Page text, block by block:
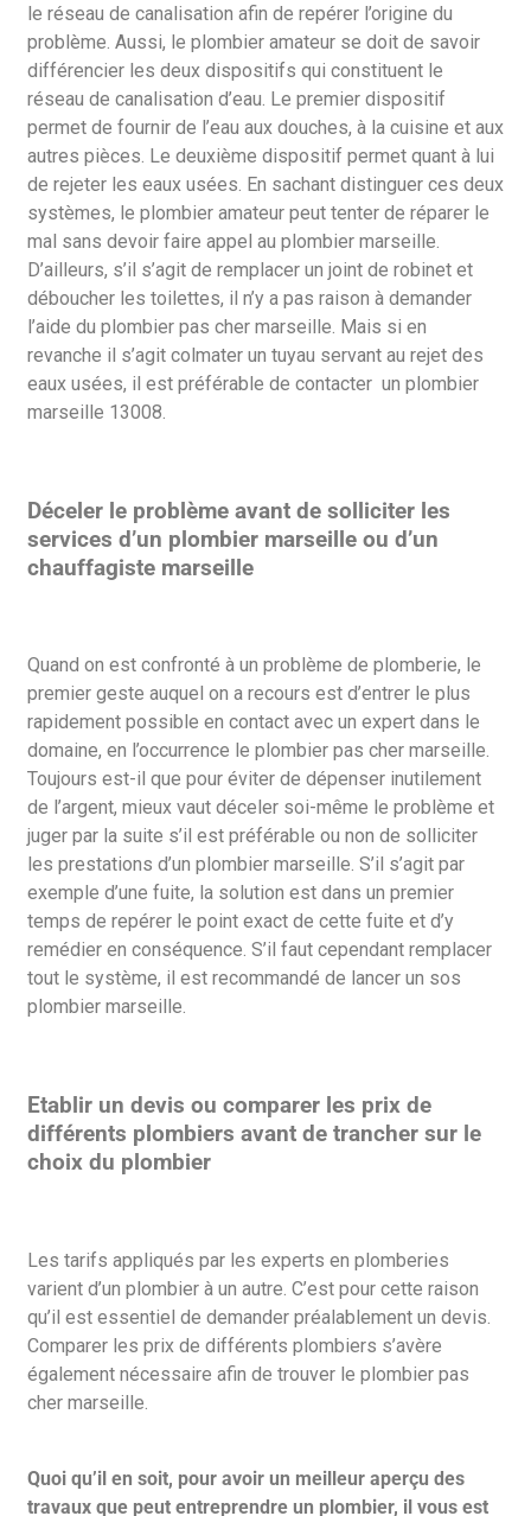
le réseau de canalisation afin de repérer l’origine du
problème. Aussi, le plombier amateur se doit de savoir
différencier les deux dispositifs qui constituent le
réseau de canalisation d’eau. Le premier dispositif
permet de fournir de l’eau aux douches, à la cuisine et aux
autres pièces. Le deuxième dispositif permet quant à lui
de rejeter les eaux usées. En sachant distinguer ces deux
systèmes, le plombier amateur peut tenter de réparer le
mal sans devoir faire appel au plombier marseille.
D’ailleurs, s’il s’agit de remplacer un joint de robinet et
déboucher les toilettes, il n’y a pas raison à demander
l’aide du plombier pas cher marseille. Mais si en
revanche il s’agit colmater un tuyau servant au rejet des
eaux usées, il est préférable de contacter un plombier
marseille 13008.
Déceler le problème avant de solliciter les
services d’un plombier marseille ou d’un
chauffagiste marseille
Quand on est confronté à un problème de plomberie, le
premier geste auquel on a recours est d’entrer le plus
rapidement possible en contact avec un expert dans le
domaine, en l’occurrence le plombier pas cher marseille.
Toujours est-il que pour éviter de dépenser inutilement
de l’argent, mieux vaut déceler soi-même le problème et
juger par la suite s’il est préférable ou non de solliciter
les prestations d’un plombier marseille. S’il s’agit par
exemple d’une fuite, la solution est dans un premier
temps de repérer le point exact de cette fuite et d’y
remédier en conséquence. S’il faut cependant remplacer
tout le système, il est recommandé de lancer un sos
plombier marseille.
Etablir un devis ou comparer les prix de
différents plombiers avant de trancher sur le
choix du plombier
Les tarifs appliqués par les experts en plomberies
varient d’un plombier à un autre. C’est pour cette raison
qu’il est essentiel de demander préalablement un devis.
Comparer les prix de différents plombiers s’avère
également nécessaire afin de trouver le plombier pas
cher marseille.
Quoi qu’il en soit, pour avoir un meilleur aperçu des
travaux que peut entreprendre un plombier, il vous est